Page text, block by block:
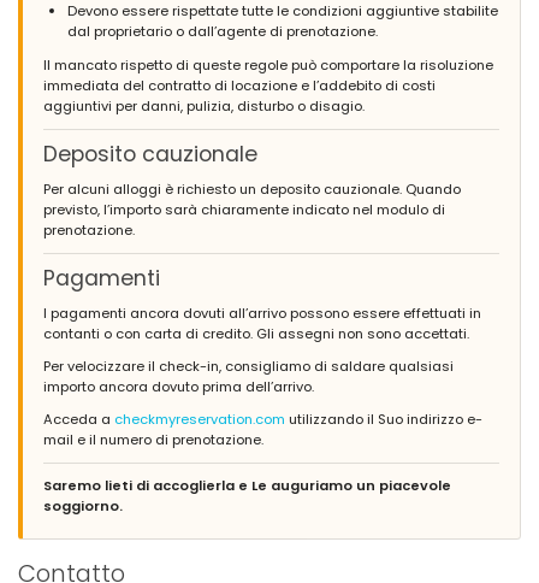
- 6,6
Famiglie con figli piccoli - Aprile 2021 - Spagna :
(Testo originale)
Zona de barbacoa y piscina inmejorable.
(Tradotto da Google)
- 8,1
Famiglie con figli più grandi - Settembre 2020 - Spagna :
(Testo originale)
que esté todo al 100% pero en general muy bien Algunas sillas
del exterior están algo feuchas pero nada importante
(Tradotto da Google)
difficile che tutto sia al 100% ma in generale molto buono Alcune
sedie all'esterno sono un po' brutte ma niente di importante
- 9,0
Devono essere rispettate tutte le condizioni aggiuntive stabilite
dal proprietario o dall’agente di prenotazione.
Il mancato rispetto di queste regole può comportare la risoluzione
immediata del contratto di locazione e l’addebito di costi
aggiuntivi per danni, pulizia, disturbo o disagio.
Deposito cauzionale
Per alcuni alloggi è richiesto un deposito cauzionale. Quando
previsto, l’importo sarà chiaramente indicato nel modulo di
prenotazione.
Pagamenti
I pagamenti ancora dovuti all’arrivo possono essere effettuati in
contanti o con carta di credito. Gli assegni non sono accettati.
Per velocizzare il check-in, consigliamo di saldare qualsiasi
importo ancora dovuto prima dell’arrivo.
Acceda a checkmyreservation.com utilizzando il Suo indirizzo e-
mail e il numero di prenotazione.
Saremo lieti di accoglierla e Le auguriamo un piacevole
soggiorno.
Contatto